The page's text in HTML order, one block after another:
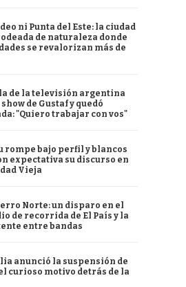
ni Punta del Este: la ciudad
de naturaleza donde
se revalorizan más de
de la televisión argentina
de Gustaf y quedó
"Quiero trabajar con vos"
rompe bajo perfil y blancos
expectativa su discurso en
Vieja
Norte: un disparo en el
de recorrida de El País y la
entre bandas
anunció la suspensión de
curioso motivo detrás de la